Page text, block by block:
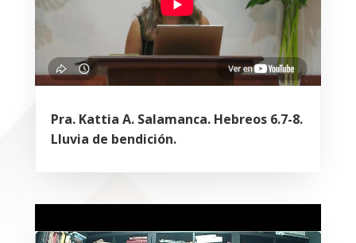
Pra. Kattia A. Salamanca. Hebreos 6.7-8.
Lluvia de bendición.